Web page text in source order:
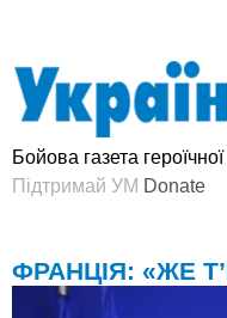
Бойова газета героїчної
Підтримай УМ
ФРАНЦІЯ: «ЖЕ